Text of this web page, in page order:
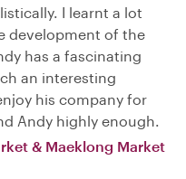
I learnt a lot
development of the
has a fascinating
an interesting
his company for
Andy highly enough.
& Maeklong Market